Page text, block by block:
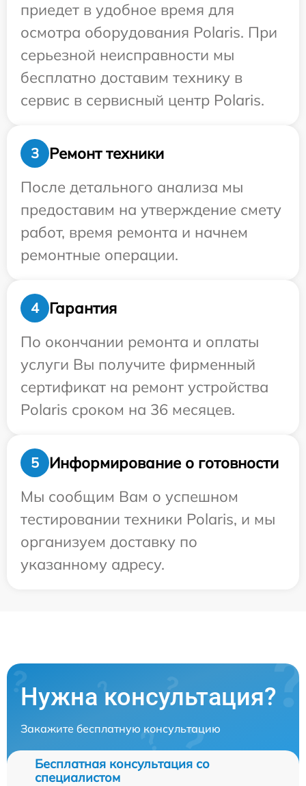
приедет в удобное время для
осмотра оборудования Polaris. При
серьезной неисправности мы
бесплатно доставим технику в
сервис в сервисный центр Polaris.
3
Ремонт техники
После детального анализа мы
предоставим на утверждение смету
работ, время ремонта и начнем
ремонтные операции.
4
Гарантия
По окончании ремонта и оплаты
услуги Вы получите фирменный
сертификат на ремонт устройства
Polaris сроком на 36 месяцев.
5
Информирование о готовности
Мы сообщим Вам о успешном
тестировании техники Polaris, и мы
организуем доставку по
указанному адресу.
Нужна консультация?
Закажите бесплатную консультацию
Бесплатная консультация со
специалистом